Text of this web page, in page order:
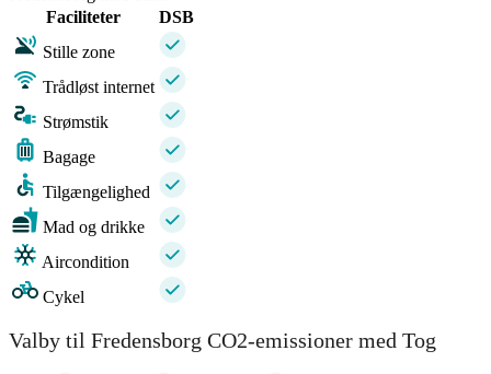
Faciliteter
DSB
Stille zone
Trådløst internet
Strømstik
Bagage
Tilgængelighed
Mad og drikke
Aircondition
Cykel
Valby til Fredensborg CO2-emissioner med Tog